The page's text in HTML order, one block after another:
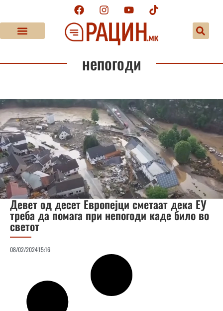
непогоди
Девет од десет Европејци сметаат дека ЕУ
треба да помага при непогоди каде било во
светот
08/02/202415:16